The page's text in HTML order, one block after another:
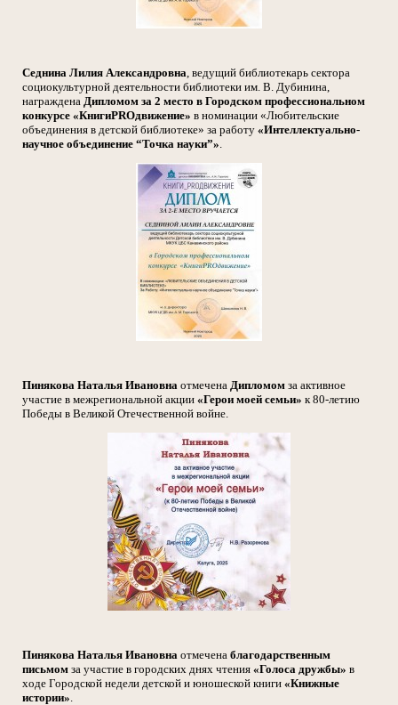
Седнина Лилия Александровна, ведущий библиотекарь сектора
социокультурной деятельности библиотеки им. В. Дубинина,
награждена Дипломом за 2 место в Городском профессиональном
конкурсе «КнигиPROдвижение» в номинации «Любительские
объединения в детской библиотеке» за работу «Интеллектуально-
научное объединение “Точка науки”».
Пинякова Наталья Ивановна отмечена Дипломом за активное
участие в межрегиональной акции «Герои моей семьи» к 80-летию
Победы в Великой Отечественной войне.
Пинякова Наталья Ивановна отмечена благодарственным
письмом за участие в городских днях чтения «Голоса дружбы» в
ходе Городской недели детской и юношеской книги «Книжные
истории».